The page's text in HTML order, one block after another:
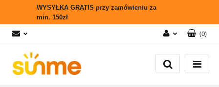
WYSYŁKA GRATIS przy zamówieniu za
min. 150zł
Zaloguj się
Zarejestruj się
(0)